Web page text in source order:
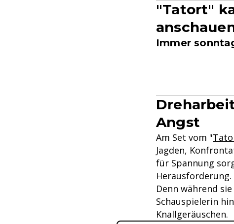
"Tatort"
Immer
Angst
Am Set vom "
Jagden,
für Spannung
Herausforderung.
Denn während
Schauspielerin
Knallgeräuschen.